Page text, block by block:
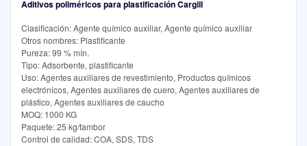
Aditivos poliméricos para plastificación Cargill
Clasificación: Agente químico auxiliar, Agente químico auxiliar
Otros nombres: Plastificante
Pureza: 99 % mín.
Tipo: Adsorbente, plastificante
Uso: Agentes auxiliares de revestimiento, Productos químicos
electrónicos, Agentes auxiliares de cuero, Agentes auxiliares de
plástico, Agentes auxiliares de caucho
MOQ: 1000 KG
Paquete: 25 kg/tambor
Control de calidad: COA, SDS, TDS